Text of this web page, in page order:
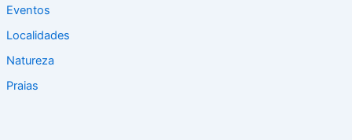
Eventos
Localidades
Natureza
Praias